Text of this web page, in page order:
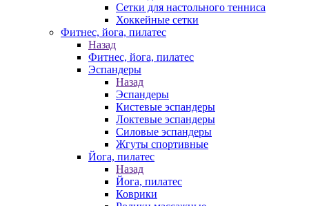
Сетки для настольного тенниса
Хоккейные сетки
Фитнес, йога, пилатес
Назад
Фитнес, йога, пилатес
Эспандеры
Назад
Эспандеры
Кистевые эспандеры
Локтевые эспандеры
Силовые эспандеры
Жгуты спортивные
Йога, пилатес
Назад
Йога, пилатес
Коврики